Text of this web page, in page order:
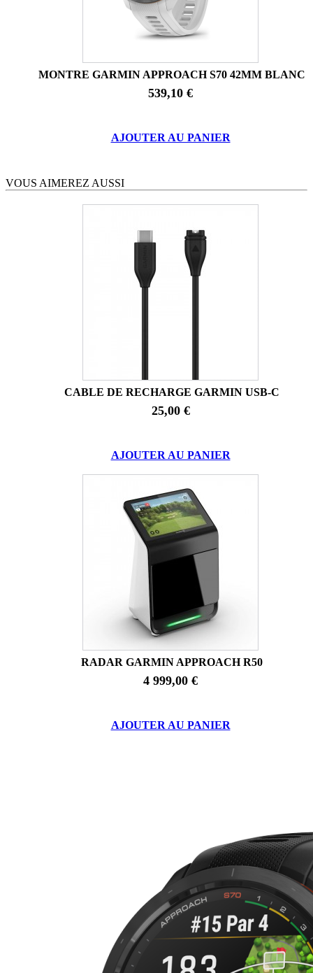
MONTRE GARMIN APPROACH S70 42MM BLANC
539,10 €
AJOUTER AU PANIER
VOUS AIMEREZ AUSSI
CABLE DE RECHARGE GARMIN USB-C
25,00 €
AJOUTER AU PANIER
RADAR GARMIN APPROACH R50
4 999,00 €
AJOUTER AU PANIER